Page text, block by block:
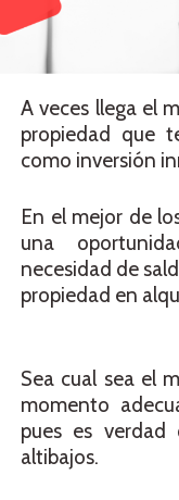
A veces llega el
propiedad que
como inversión
En el mejor de
una
necesidad de
propiedad en
Sea cual sea el
momento
pues es
altibajos.